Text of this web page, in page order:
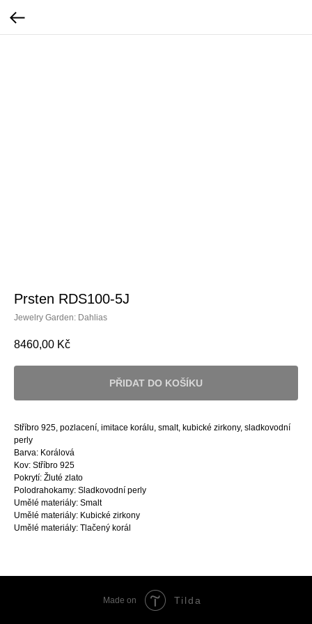
Prsten RDS100-5J
Jewelry Garden: Dahlias
8460,00 Kč
PŘIDAT DO KOŠÍKU
Stříbro 925, pozlacení, imitace korálu, smalt, kubické zirkony, sladkovodní
perly
Barva: Korálová
Kov: Stříbro 925
Pokrytí: Žluté zlato
Polodrahokamy: Sladkovodní perly
Umělé materiály: Smalt
Umělé materiály: Kubické zirkony
Umělé materiály: Tlačený korál
Made on Tilda